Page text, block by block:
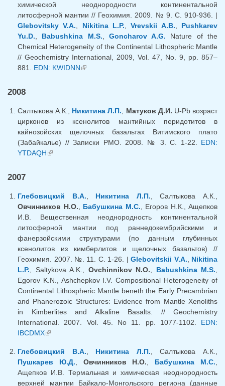
химической неоднородности континентальной
литосферной мантии // Геохимия. 2009. № 9. С. 910-936. |
Glebovitsky V.A., Nikitina L.P.,Vrevskii A.B., Pushkarev
Yu.D., Babushkina M.S., Goncharov A.G. Nature of the
Chemical Heterogeneity of the Continental Lithospheric Mantle
// Geochemistry International, 2009, Vol. 47, No. 9, pp. 857–
881. EDN: KWIDNN(внешняя ссылка)
2008
Салтыкова А.К., Никитина Л.П. Матуков Д.И. U-Pb возраст
цирконов из ксенолитов мантийных перидотитов в
кайнозойских щелочных базальтах Витимского плато
(Забайкалье) // Записки РМО. 2008. № 3. С. 1-22. EDN:
YTDAQH(внешняя ссылка)
2007
Глебовицкий В.А. Никитина Л.П. , Салтыкова А.К.,
Овчинников Н.О.
Бабушкина М.С. , Егоров Н.К., Ащепков
И.В. Вещественная неоднородность континентальной
литосферной мантии под раннедокембрийскими и
фанерзойскими структурами (по данным глубинных
ксенолитов из кимберлитов и щелочных базальтов) //
Геохимия. 2007. №. 11. С. 1-26. | Glebovitskii V.A.
Nikitina
L.P. , Saltykova A.K., Ovchinnikov N.O. Babushkina M.S.
Egorov K.N., Ashchepkov I.V. Compositional Heterogeneity of
Continental Lithospheric Mantle beneth the Early Precambrian
and Phanerozoic Structures: Evidence from Mantle Xenoliths
in Kimberlites and Alkaline Basalts. // Geochemistry
International. 2007. Vol. 45. No 11. pp. 1077-1102. EDN:
IBCDMX(внешняя ссылка)
Глебовицкий В.А. Никитина Л.П. , Салтыкова А.К.,
Пушкарев Ю.Д.
Овчинников Н.О. Бабушкина М.С.
Ащепков И.В. Термальная и химическая неоднородность
верхней мантии Байкало-Монгольского региона (данные